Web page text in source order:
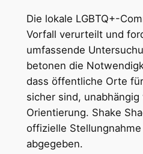
Die lokale LGBTQ+-
Vorfall verurteilt und
umfassende
betonen die
dass öffentliche Orte
sicher sind,
Orientierung. Shake
offizielle
abgegeben.